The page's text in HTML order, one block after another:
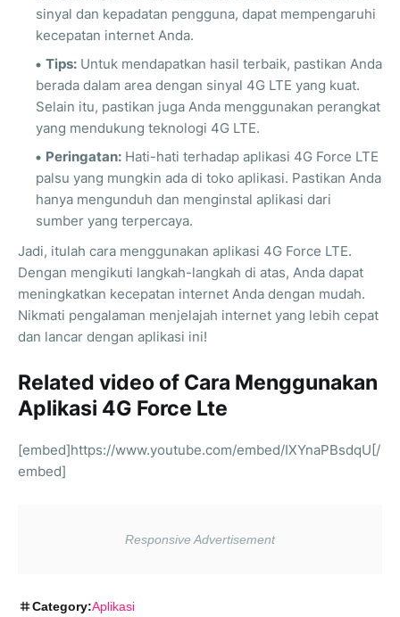
sinyal dan kepadatan pengguna, dapat mempengaruhi
kecepatan internet Anda.
Tips: Untuk mendapatkan hasil terbaik, pastikan Anda
berada dalam area dengan sinyal 4G LTE yang kuat.
Selain itu, pastikan juga Anda menggunakan perangkat
yang mendukung teknologi 4G LTE.
Peringatan: Hati-hati terhadap aplikasi 4G Force LTE
palsu yang mungkin ada di toko aplikasi. Pastikan Anda
hanya mengunduh dan menginstal aplikasi dari
sumber yang terpercaya.
Jadi, itulah cara menggunakan aplikasi 4G Force LTE.
Dengan mengikuti langkah-langkah di atas, Anda dapat
meningkatkan kecepatan internet Anda dengan mudah.
Nikmati pengalaman menjelajah internet yang lebih cepat
dan lancar dengan aplikasi ini!
Related video of Cara Menggunakan
Aplikasi 4G Force Lte
[embed]https://www.youtube.com/embed/IXYnaPBsdqU[/
embed]
Category:Aplikasi